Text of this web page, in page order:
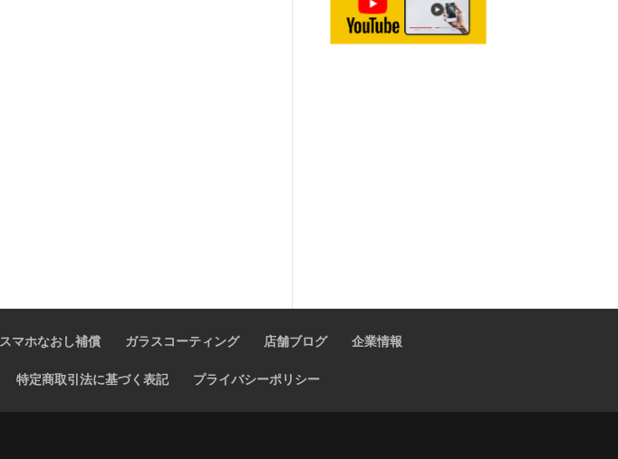
スマホなおし補償 ガラスコーティング 店舗ブログ 企業情報
特定商取引法に基づく表記 プライバシーポリシー